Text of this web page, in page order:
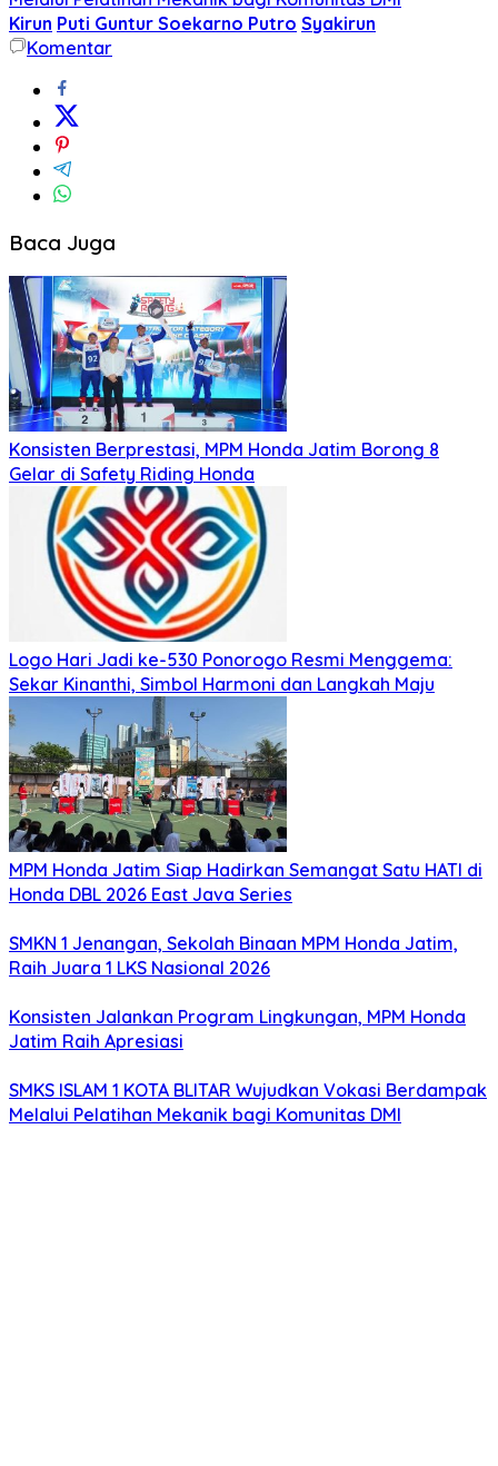
Kirun Puti Guntur Soekarno Putro Syakirun
Komentar
Baca Juga
Konsisten Berprestasi, MPM Honda Jatim Borong 8
Gelar di Safety Riding Honda
Logo Hari Jadi ke-530 Ponorogo Resmi Menggema:
Sekar Kinanthi, Simbol Harmoni dan Langkah Maju
MPM Honda Jatim Siap Hadirkan Semangat Satu HATI di
Honda DBL 2026 East Java Series
SMKN 1 Jenangan, Sekolah Binaan MPM Honda Jatim,
Raih Juara 1 LKS Nasional 2026
Konsisten Jalankan Program Lingkungan, MPM Honda
Jatim Raih Apresiasi
SMKS ISLAM 1 KOTA BLITAR Wujudkan Vokasi Berdampak
Melalui Pelatihan Mekanik bagi Komunitas DMI